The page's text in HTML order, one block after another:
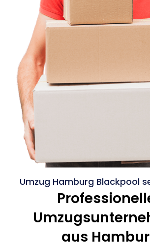
Umzug Hamburg Blackpool
aus